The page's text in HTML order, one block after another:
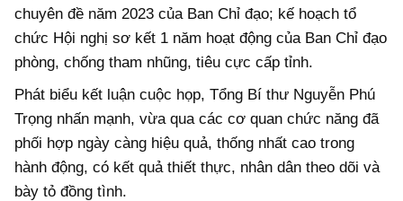
chuyên đề năm 2023 của Ban Chỉ đạo; kế hoạch tổ
chức Hội nghị sơ kết 1 năm hoạt động của Ban Chỉ đạo
phòng, chống tham nhũng, tiêu cực cấp tỉnh.
Phát biểu kết luận cuộc họp, Tổng Bí thư Nguyễn Phú
Trọng nhấn mạnh, vừa qua các cơ quan chức năng đã
phối hợp ngày càng hiệu quả, thống nhất cao trong
hành động, có kết quả thiết thực, nhân dân theo dõi và
bày tỏ đồng tình.